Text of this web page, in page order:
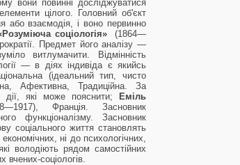
вони повинні досліджуватися
цілого. Головний об'єкт
або взаємодія, і воно первинно
соціологія»(1864—
Предмет його аналізу —
витлумачити. Відмінність
— в діях індивіда є якийсь
(ідеальний тип, чисто
Афективна, Традиційна. За
дії, які може пояснити;
Еміль
Франція. Засновник
функціоналізму. Засновник
соціального життя становлять
ні до психологічних,
володіють рядом самостійних
вчених-соціологів.